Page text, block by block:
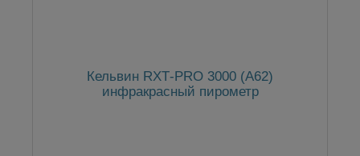
Кельвин RXТ-PRO 3000 (А62)
инфракрасный пирометр